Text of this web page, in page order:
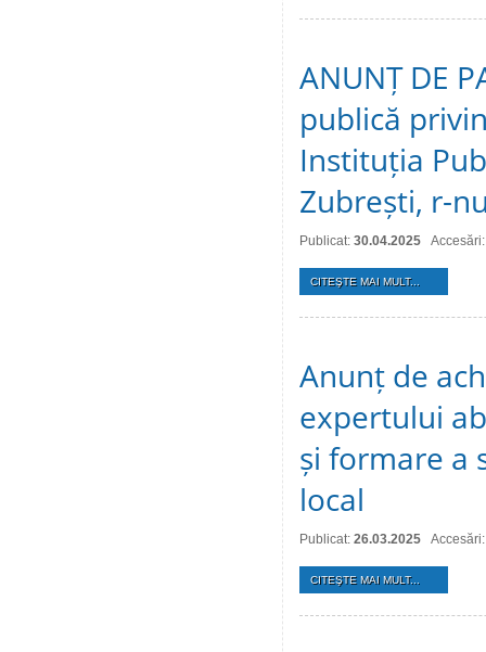
ANUNȚ DE
publică
Instituția
Zubrești, r-
Publicat: 30.04.2025
CITEŞTE MAI MULT...
Anunț de
expertului
și formare a
local
Publicat: 26.03.2025
CITEŞTE MAI MULT...